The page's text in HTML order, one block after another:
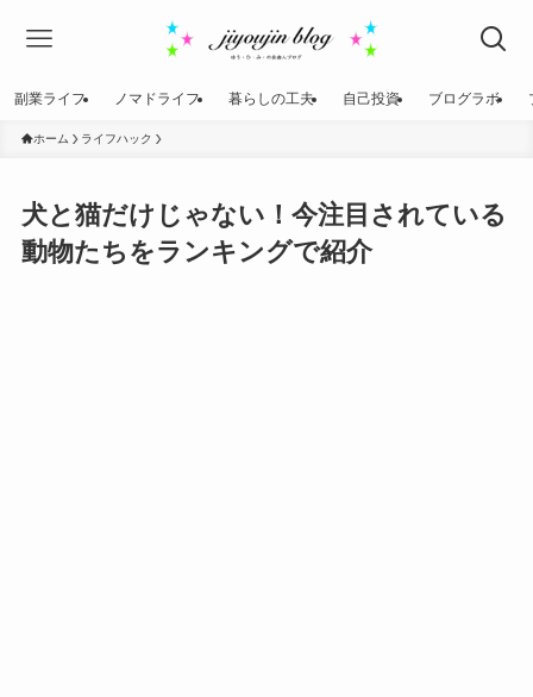
副業ライフ ノマドライフ 暮らしの工夫 自己投資 ブログラボ
ホーム ライフハック
犬と猫だけじゃない！今注目されている
動物たちをランキングで紹介